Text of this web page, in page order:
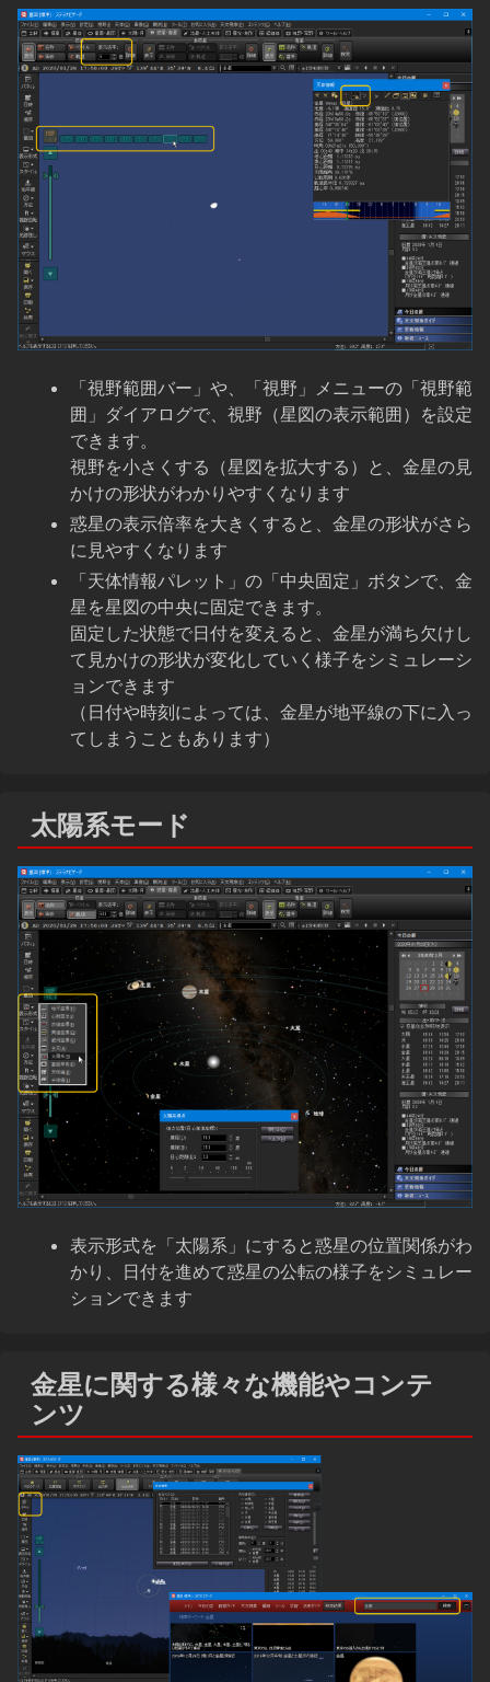
「視野範囲バー」や、「視野」メニューの「視野範
囲」ダイアログで、視野（星図の表示範囲）を設定
できます。
視野を小さくする（星図を拡大する）と、金星の見
かけの形状がわかりやすくなります
惑星の表示倍率を大きくすると、金星の形状がさら
に見やすくなります
「天体情報パレット」の「中央固定」ボタンで、金
星を星図の中央に固定できます。
固定した状態で日付を変えると、金星が満ち欠けし
て見かけの形状が変化していく様子をシミュレーシ
ョンできます
（日付や時刻によっては、金星が地平線の下に入っ
てしまうこともあります）
太陽系モード
表示形式を「太陽系」にすると惑星の位置関係がわ
かり、日付を進めて惑星の公転の様子をシミュレー
ションできます
金星に関する様々な機能やコンテ
ンツ